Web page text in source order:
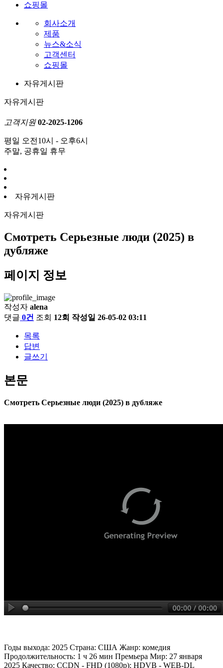
쇼핑몰
회사소개
제품
뉴스&소식
고객센터
쇼핑몰
자유게시판
자유게시판
고객지원 02-2025-1206
평일 오전10시 - 오후6시
주말, 공휴일 휴무
자유게시판
자유게시판
Смотреть Серьезные люди (2025) в
дубляже
페이지 정보
작성자 alena
댓글 0건 조회 12회 작성일 26-05-02 03:11
목록
답변
글쓰기
본문
Смотреть Серьезные люди (2025) в дубляже
Годы выхода: 2025 Страна: США Жанр: комедия
Продолжительность: 1 ч 26 мин Премьера Мир: 27 января
2025 Качество: CCDN - FHD (1080p); HDVB - WEB-DL